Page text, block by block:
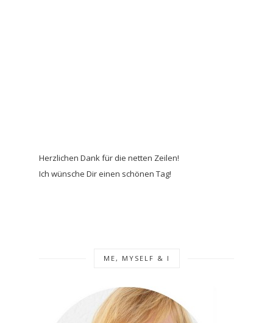
Herzlichen Dank für die netten Zeilen!
Ich wünsche Dir einen schönen Tag!
ME, MYSELF & I